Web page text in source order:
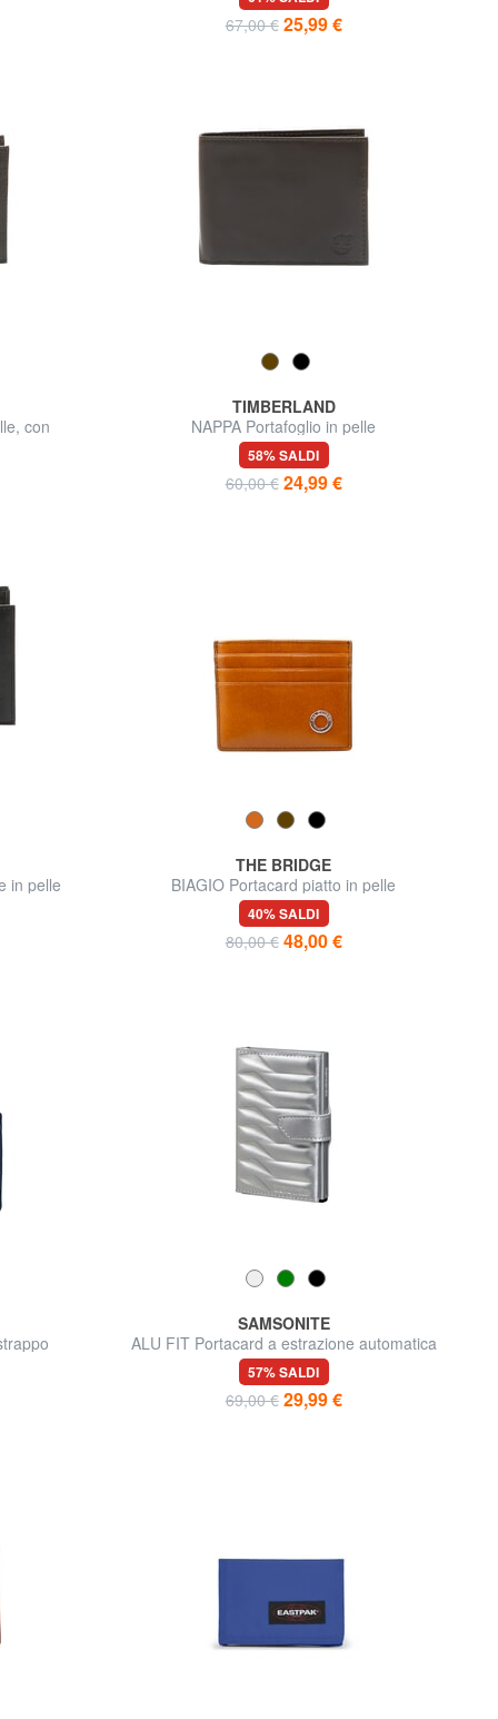
67,00 € 25,99 €
con
TIMBERLAND
NAPPA Portafoglio in pelle
58% SALDI
60,00 € 24,99 €
in pelle
THE BRIDGE
BIAGIO Portacard piatto in pelle
40% SALDI
80,00 € 48,00 €
SAMSONITE
ALU FIT Portacard a estrazione automatica
57% SALDI
69,00 € 29,99 €